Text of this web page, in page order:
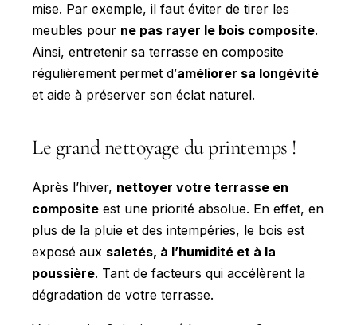
mise. Par exemple, il faut éviter de tirer les
meubles pour ne pas rayer le bois composite.
Ainsi, entretenir sa terrasse en composite
régulièrement permet d’améliorer sa longévité
et aide à préserver son éclat naturel.
Le grand nettoyage du printemps !
Après l’hiver, nettoyer votre terrasse en
composite est une priorité absolue. En effet, en
plus de la pluie et des intempéries, le bois est
exposé aux saletés, à l’humidité et à la
poussière. Tant de facteurs qui accélèrent la
dégradation de votre terrasse.